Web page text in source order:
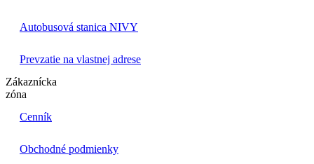
Autobusová stanica NIVY
Prevzatie na vlastnej adrese
Zákaznícka
zóna
Cenník
Obchodné podmienky